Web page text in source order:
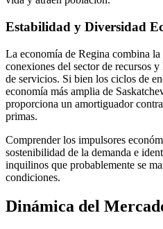
Estabilidad y Diversidad
La economía de Regina combina
conexiones del sector de recursos
de servicios. Si bien los ciclos de
economía más amplia de
proporciona un amortiguador
primas.
Comprender los impulsores
sostenibilidad de la demanda e
inquilinos que probablemente se
condiciones.
Dinámica del